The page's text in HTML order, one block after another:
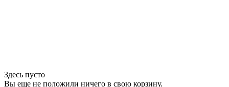
Здесь пусто
Вы еще не положили ничего в свою корзину.